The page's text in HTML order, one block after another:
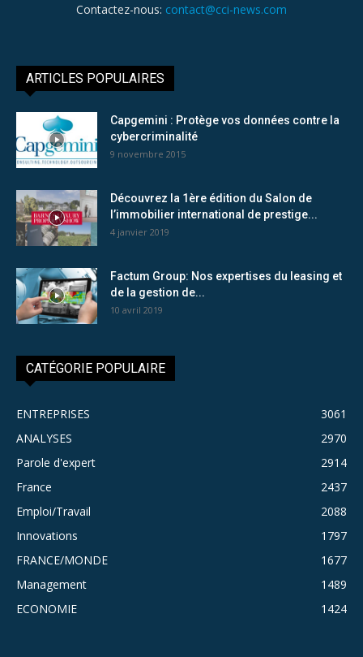
Contactez-nous: contact@cci-news.com
ARTICLES POPULAIRES
Capgemini : Protège vos données contre la
cybercriminalité
9 novembre 2015
Découvrez la 1ère édition du Salon de
l’immobilier international de prestige...
4 janvier 2019
Factum Group: Nos expertises du leasing et
de la gestion de...
10 avril 2019
CATÉGORIE POPULAIRE
ENTREPRISES
3061
ANALYSES
2970
Parole d'expert
2914
France
2437
Emploi/Travail
2088
Innovations
1797
FRANCE/MONDE
1677
Management
1489
ECONOMIE
1424